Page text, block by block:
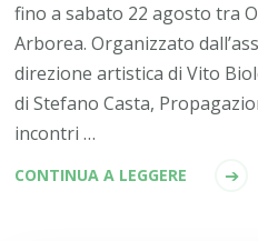
fino a sabato 22 agosto tra
Arborea. Organizzato
direzione artistica di Vito
di Stefano Casta,
incontri …
CONTINUA A LEGGERE